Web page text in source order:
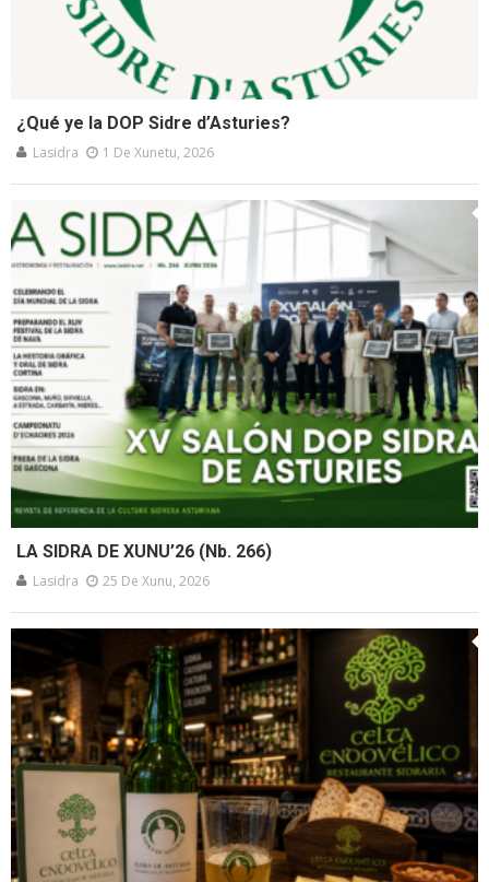
¿Qué ye la DOP Sidre d’Asturies?
Lasidra 1 De Xunetu, 2026
LA SIDRA DE XUNU’26 (Nb. 266)
Lasidra 25 De Xunu, 2026